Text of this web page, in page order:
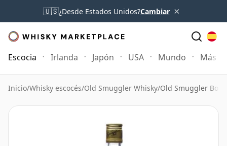
🇺🇸¿Desde Estados Unidos?Cambiar ×
Escocia Irlanda Japón USA Mundo Más
Inicio/Whisky escocés/Old Smuggler Whisky/Old Smuggler